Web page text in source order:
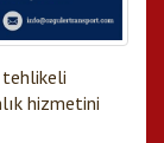
tehlikeli
hizmetini